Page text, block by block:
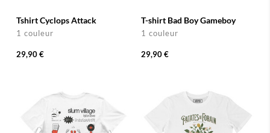
Tshirt Cyclops Attack
1 couleur
29,90 €
T-shirt Bad Boy Gameboy
1 couleur
29,90 €